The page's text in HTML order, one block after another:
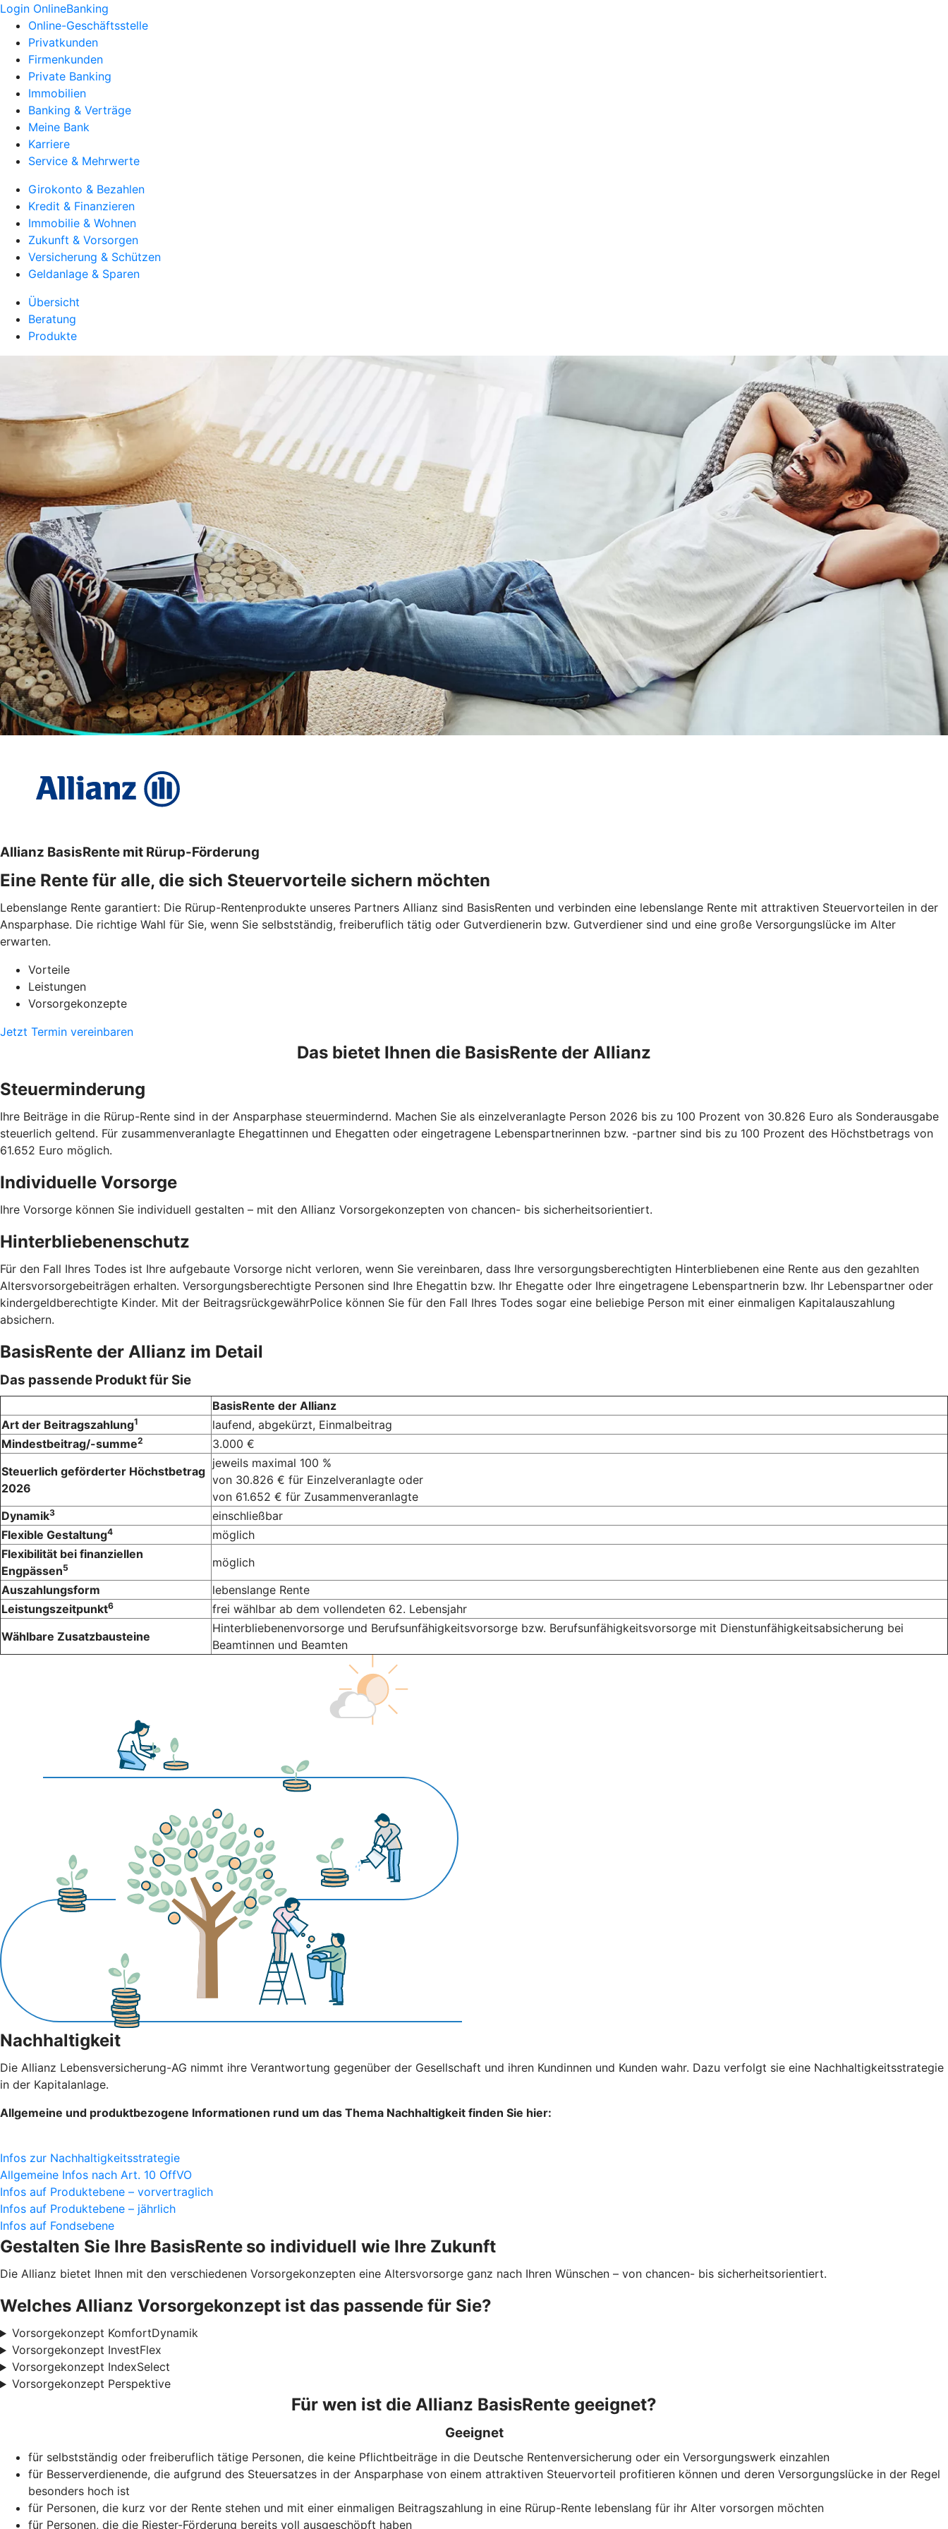
Login OnlineBanking
Online-Geschäftsstelle
Privatkunden
Firmenkunden
Private Banking
Immobilien
Banking & Verträge
Meine Bank
Karriere
Service & Mehrwerte
Girokonto & Bezahlen
Kredit & Finanzieren
Immobilie & Wohnen
Zukunft & Vorsorgen
Versicherung & Schützen
Geldanlage & Sparen
Übersicht
Beratung
Produkte
Allianz BasisRente mit Rürup-Förderung
Eine Rente für alle, die sich Steuervorteile sichern möchten
Lebenslange Rente garantiert: Die Rürup-Rentenprodukte unseres Partners Allianz sind BasisRenten und verbinden eine lebenslange Rente mit attraktiven Steuervorteilen in der
Ansparphase. Die richtige Wahl für Sie, wenn Sie selbstständig, freiberuflich tätig oder Gutverdienerin bzw. Gutverdiener sind und eine große Versorgungslücke im Alter
erwarten.
Vorteile
Leistungen
Vorsorgekonzepte
Jetzt Termin vereinbaren
Das bietet Ihnen die BasisRente der Allianz
Steuerminderung
Ihre Beiträge in die Rürup-Rente sind in der Ansparphase steuermindernd. Machen Sie als einzelveranlagte Person 2026 bis zu 100 Prozent von 30.826 Euro als Sonderausgabe
steuerlich geltend. Für zusammenveranlagte Ehegattinnen und Ehegatten oder eingetragene Lebenspartnerinnen bzw. -partner sind bis zu 100 Prozent des Höchstbetrags von
61.652 Euro möglich.
Individuelle Vorsorge
Ihre Vorsorge können Sie individuell gestalten – mit den Allianz Vorsorgekonzepten von chancen- bis sicherheitsorientiert.
Hinterbliebenenschutz
Für den Fall Ihres Todes ist Ihre aufgebaute Vorsorge nicht verloren, wenn Sie vereinbaren, dass Ihre versorgungsberechtigten Hinterbliebenen eine Rente aus den gezahlten
Altersvorsorgebeiträgen erhalten. Versorgungsberechtigte Personen sind Ihre Ehegattin bzw. Ihr Ehegatte oder Ihre eingetragene Lebenspartnerin bzw. Ihr Lebenspartner oder
kindergeldberechtigte Kinder. Mit der BeitragsrückgewährPolice können Sie für den Fall Ihres Todes sogar eine beliebige Person mit einer einmaligen Kapitalauszahlung
absichern.
BasisRente der Allianz im Detail
Das passende Produkt für Sie
BasisRente der Allianz
Art der Beitragszahlung1
laufend, abgekürzt, Einmalbeitrag
Mindestbeitrag/-summe2
3.000 €
Steuerlich geförderter Höchstbetrag
2026
jeweils maximal 100 %
von 30.826 € für Einzelveranlagte oder
von 61.652 € für Zusammenveranlagte
Dynamik3
einschließbar
Flexible Gestaltung4
möglich
Flexibilität bei finanziellen
Engpässen5
möglich
Auszahlungsform
lebenslange Rente
Leistungszeitpunkt6
frei wählbar ab dem vollendeten 62. Lebensjahr
Wählbare Zusatzbausteine
Hinterbliebenenvorsorge und Berufsunfähigkeitsvorsorge bzw. Berufsunfähigkeitsvorsorge mit Dienstunfähigkeitsabsicherung bei
Beamtinnen und Beamten
Nachhaltigkeit
Die Allianz Lebensversicherung-AG nimmt ihre Verantwortung gegenüber der Gesellschaft und ihren Kundinnen und Kunden wahr. Dazu verfolgt sie eine Nachhaltigkeitsstrategie
in der Kapitalanlage.
Allgemeine und produktbezogene Informationen rund um das Thema Nachhaltigkeit finden Sie hier:
Infos zur Nachhaltigkeitsstrategie
Allgemeine Infos nach Art. 10 OffVO
Infos auf Produktebene – vorvertraglich
Infos auf Produktebene – jährlich
Infos auf Fondsebene
Gestalten Sie Ihre BasisRente so individuell wie Ihre Zukunft
Die Allianz bietet Ihnen mit den verschiedenen Vorsorgekonzepten eine Altersvorsorge ganz nach Ihren Wünschen – von chancen- bis sicherheitsorientiert.
Welches Allianz Vorsorgekonzept ist das passende für Sie?
Vorsorgekonzept KomfortDynamik
Vorsorgekonzept InvestFlex
Vorsorgekonzept IndexSelect
Vorsorgekonzept Perspektive
Für wen ist die Allianz BasisRente geeignet?
Geeignet
für selbstständig oder freiberuflich tätige Personen, die keine Pflichtbeiträge in die Deutsche Rentenversicherung oder ein Versorgungswerk einzahlen
für Besserverdienende, die aufgrund des Steuersatzes in der Ansparphase von einem attraktiven Steuervorteil profitieren können und deren Versorgungslücke in der Regel
besonders hoch ist
für Personen, die kurz vor der Rente stehen und mit einer einmaligen Beitragszahlung in eine Rürup-Rente lebenslang für ihr Alter vorsorgen möchten
für Personen, die die Riester-Förderung bereits voll ausgeschöpft haben